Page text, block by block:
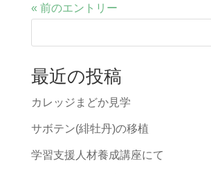
« 前のエントリー
最近の投稿
カレッジまどか見学
サボテン(緋牡丹)の移植
学習支援人材養成講座にて